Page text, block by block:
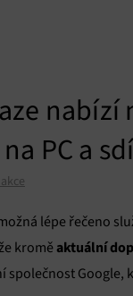
PC a
lépe řečeno
kromě aktuální
společnost Google,